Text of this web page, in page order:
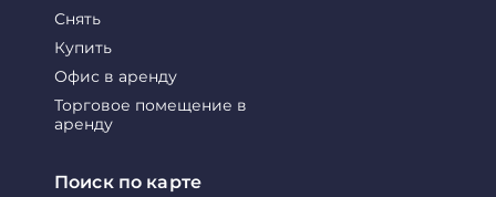
Снять
Купить
Офис в аренду
Торговое помещение в
аренду
Поиск по карте